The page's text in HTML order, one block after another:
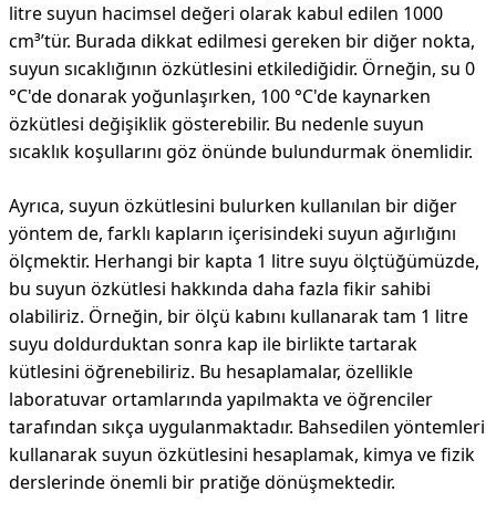
litre suyun hacimsel değeri olarak kabul edilen 1000
cm³’tür. Burada dikkat edilmesi gereken bir diğer nokta,
suyun sıcaklığının özkütlesini etkilediğidir. Örneğin, su 0
°C'de donarak yoğunlaşırken, 100 °C'de kaynarken
özkütlesi değişiklik gösterebilir. Bu nedenle suyun
sıcaklık koşullarını göz önünde bulundurmak önemlidir.
Ayrıca, suyun özkütlesini bulurken kullanılan bir diğer
yöntem de, farklı kapların içerisindeki suyun ağırlığını
ölçmektir. Herhangi bir kapta 1 litre suyu ölçtüğümüzde,
bu suyun özkütlesi hakkında daha fazla fikir sahibi
olabiliriz. Örneğin, bir ölçü kabını kullanarak tam 1 litre
suyu doldurduktan sonra kap ile birlikte tartarak
kütlesini öğrenebiliriz. Bu hesaplamalar, özellikle
laboratuvar ortamlarında yapılmakta ve öğrenciler
tarafından sıkça uygulanmaktadır. Bahsedilen yöntemleri
kullanarak suyun özkütlesini hesaplamak, kimya ve fizik
derslerinde önemli bir pratiğe dönüşmektedir.